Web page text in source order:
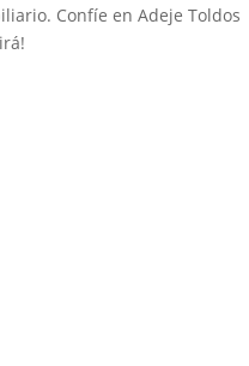
Confíe en Adeje Toldos